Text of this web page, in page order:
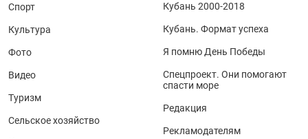
Спорт
Культура
Фото
Видео
Туризм
Сельское хозяйство
Кубань 2000-2018
Кубань. Формат успеха
Я помню День Победы
Спецпроект. Они помогают
спасти море
Редакция
Рекламодателям